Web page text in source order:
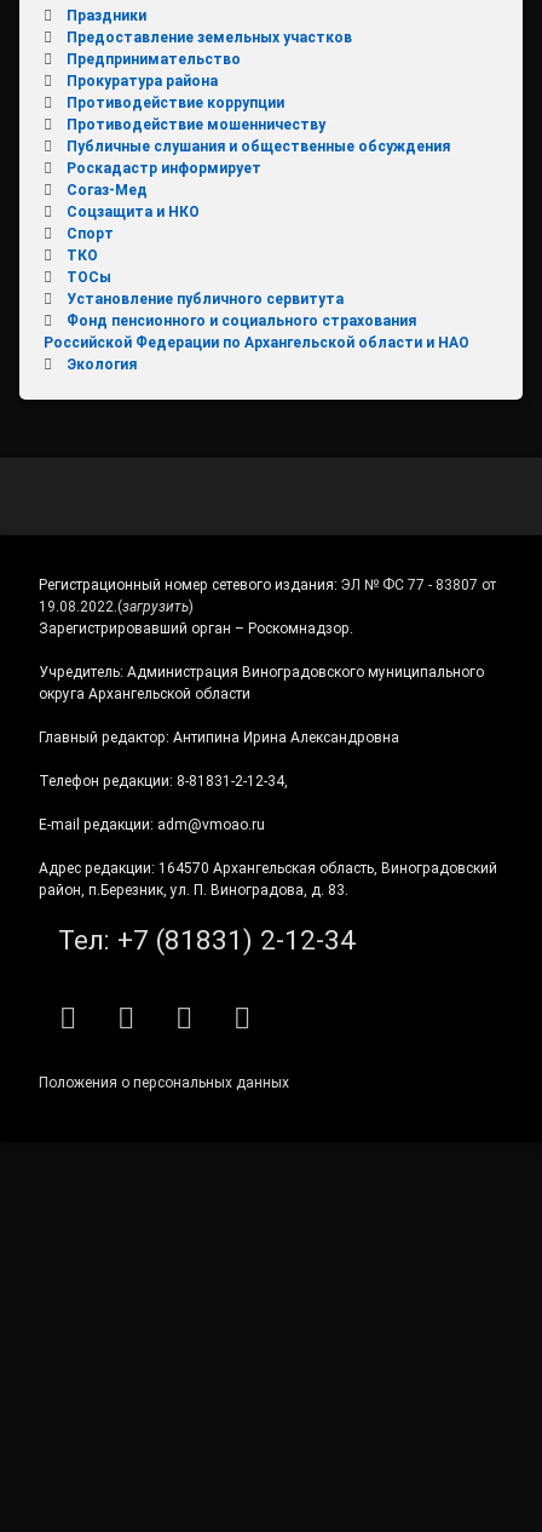
Праздники
Предоставление земельных участков
Предпринимательство
Прокуратура района
Противодействие коррупции
Противодействие мошенничеству
Публичные слушания и общественные обсуждения
Роскадастр информирует
Согаз-Мед
Соцзащита и НКО
Спорт
ТКО
ТОСы
Установление публичного сервитута
Фонд пенсионного и социального страхования
Российской Федерации по Архангельской области и НАО
Экология
Регистрационный номер сетевого издания: ЭЛ № ФС 77 - 83807 от
19.08.2022.(загрузить)
Зарегистрировавший орган – Роскомнадзор.
Учредитель: Администрация Виноградовского муниципального
округа Архангельской области
Главный редактор: Антипина Ирина Александровна
Телефон редакции: 8-81831-2-12-34,
E-mail редакции: adm@vmoao.ru
Адрес редакции: 164570 Архангельская область, Виноградовский
район, п.Березник, ул. П. Виноградова, д. 83.
Тел: +7 (81831) 2-12-34
RSS E-mailВКонтакте
Telegram
Положения о персональных данных